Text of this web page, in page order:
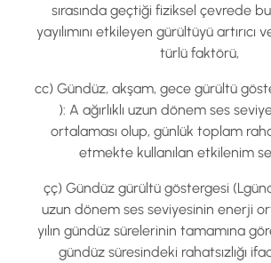
sırasında geçtiği fiziksel çevrede
yayılımını etkileyen gürültüyü artırıcı
türlü faktörü,
cc) Gündüz, akşam, gece gürültü
): A ağırlıklı uzun dönem ses
ortalaması olup, günlük toplam
etmekte kullanılan etkilenim
çç) Gündüz gürültü göstergesi
uzun dönem ses seviyesinin enerji
yılın gündüz sürelerinin tamamına
gündüz süresindeki rahatsızlığı